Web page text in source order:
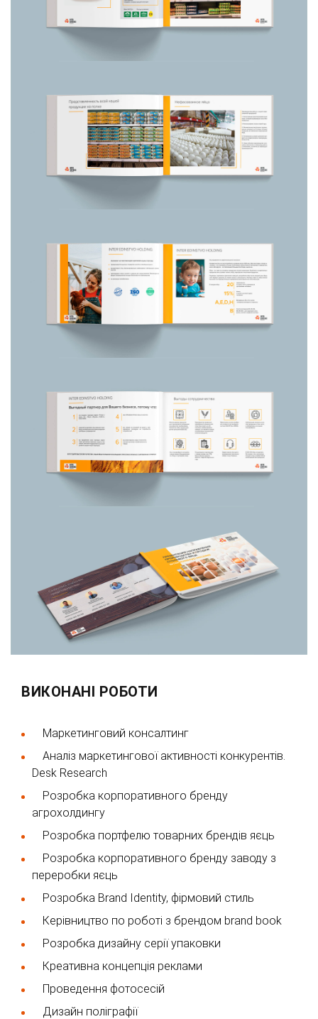
ВИКОНАНІ РОБОТИ
Маркетинговий консалтинг
Аналіз маркетингової активності конкурентів.
Desk Research
Розробка корпоративного бренду
агрохолдингу
Розробка портфелю товарних брендів яєць
Розробка корпоративного бренду заводу з
переробки яєць
Розробка Brand Identity, фірмовий стиль
Керівництво по роботі з брендом brand book
Розробка дизайну серії упаковки
Креативна концепція реклами
Проведення фотосесій
Дизайн поліграфії